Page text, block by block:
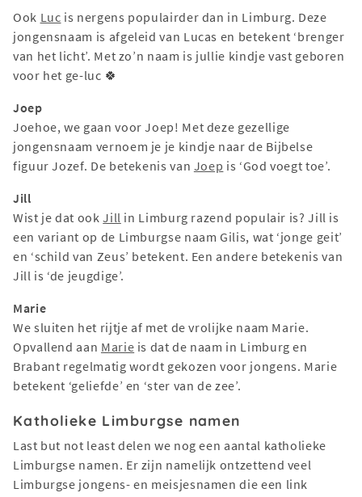
Ook Luc is nergens populairder dan in Limburg. Deze
jongensnaam is afgeleid van Lucas en betekent ‘brenger
van het licht’. Met zo’n naam is jullie kindje vast geboren
voor het ge-luc 🍀
Joep
Joehoe, we gaan voor Joep! Met deze gezellige
jongensnaam vernoem je je kindje naar de Bijbelse
figuur Jozef. De betekenis van Joep is ‘God voegt toe’.
Jill
Wist je dat ookJill in Limburg razend populair is? Jill is
een variant op de Limburgse naam Gilis, wat ‘jonge geit’
en ‘schild van Zeus’ betekent. Een andere betekenis van
Jill is ‘de jeugdige’.
Marie
We sluiten het rijtje af met de vrolijke naam Marie.
Opvallend aan Marie is dat de naam in Limburg en
Brabant regelmatig wordt gekozen voor jongens. Marie
betekent ‘geliefde’ en ‘ster van de zee’.
Katholieke Limburgse namen
Last but not least delen we nog een aantal katholieke
Limburgse namen. Er zijn namelijk ontzettend veel
Limburgse jongens- en meisjesnamen die een link